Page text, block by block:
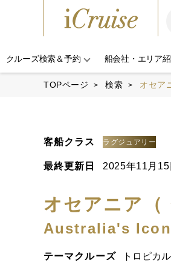
クルーズ検索＆予約 船会社・エリア
TOPページ 検索 オセア
客船クラス ラグジュアリー
最終更新日 2025年11月15
オセアニア（
Australia's
テーマクルーズ トロピカ